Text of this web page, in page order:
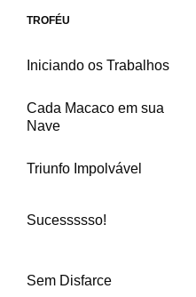
TROFÉU
Iniciando os Trabalhos
Cada Macaco em sua
Nave
Triunfo Impolvável
Sucessssso!
Sem Disfarce